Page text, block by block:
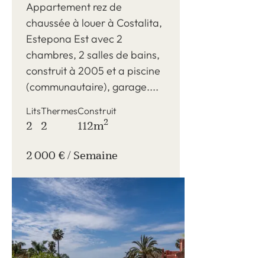
Appartement rez de
chaussée à louer à Costalita,
Estepona Est avec 2
chambres, 2 salles de bains,
construit à 2005 et a piscine
(communautaire), garage....
Lits
2
Thermes
2
Construit
112m2
2 000 € / Semaine